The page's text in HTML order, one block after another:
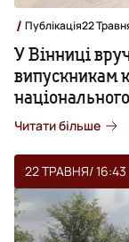
Публікація22
У Вінниці
випускникам
Читати більше
22 ТРАВНЯ/ 16:43